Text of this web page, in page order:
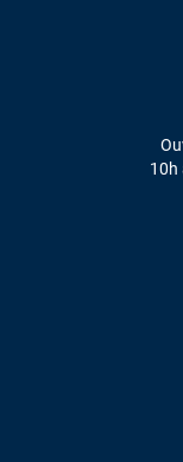
10h